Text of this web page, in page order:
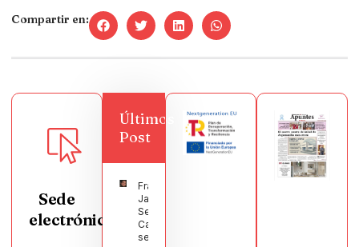
Compartir en:
Sede
electrónica
Últimos
Post
Francisco
Javier
Segura
Castellanos
será el